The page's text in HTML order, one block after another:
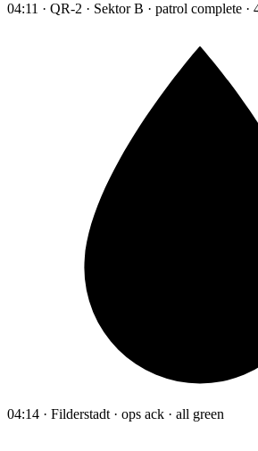
04:11 · QR-2 · Sektor B · patrol complete ·
04:14 · Filderstadt · ops ack · all green